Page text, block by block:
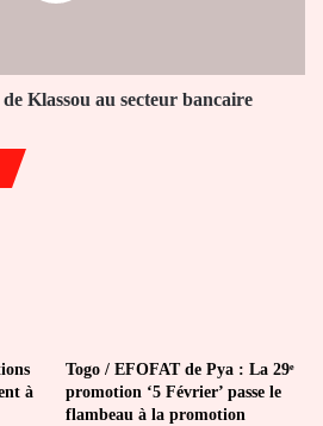
Klassou au secteur bancaire
à
Togo / EFOFAT de Pya : La 29ᵉ
promotion ‘5 Février’ passe le
flambeau à la promotion